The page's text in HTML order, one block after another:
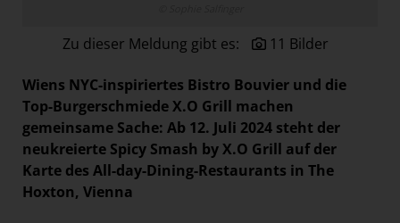
Swiss Life Select
The Companion
The Hoxton
Unibail-Rodamco-Westfield
Zu dieser Meldung gibt es: 11 Bilder
Wiens NYC-inspiriertes Bistro Bouvier und die
Top-Burgerschmiede X.O Grill machen
gemeinsame Sache: Ab 12. Juli 2024 steht der
neukreierte Spicy Smash by X.O Grill auf der
Karte des All-day-Dining-Restaurants in The
Hoxton, Vienna